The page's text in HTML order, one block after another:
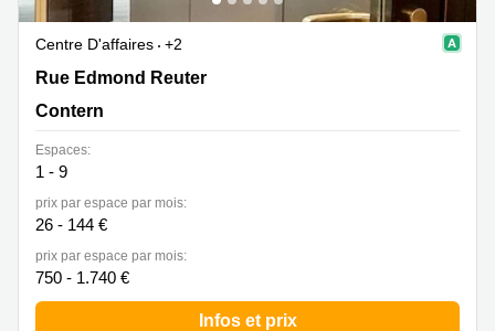
Centre D'affaires
+2
Rue Edmond Reuter 17, Contern
Rue Edmond Reuter
Contern
Espaces:
1 - 9
prix par espace par mois:
26 - 144 €
prix par espace par mois:
750 - 1.740 €
Infos et prix